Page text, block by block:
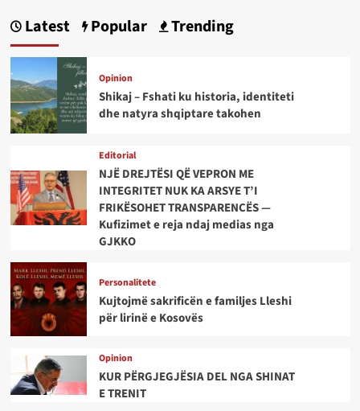
Latest Popular Trending
Opinion
Shikaj – Fshati ku historia, identiteti
dhe natyra shqiptare takohen
Editorial
NJË DREJTËSI QË VEPRON ME
INTEGRITET NUK KA ARSYE T’I
FRIKËSOHET TRANSPARENCËS —
Kufizimet e reja ndaj medias nga
GJKKO
Personalitete
Kujtojmë sakrificën e familjes Lleshi
për lirinë e Kosovës
Opinion
KUR PËRGJEGJËSIA DEL NGA SHINAT
E TRENIT